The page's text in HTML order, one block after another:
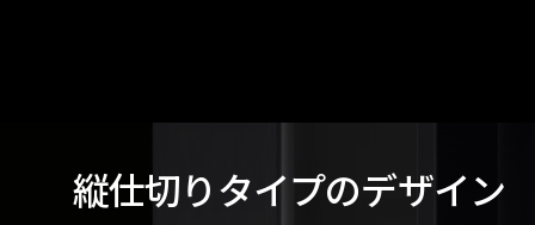
縦仕切りタイプのデザイン